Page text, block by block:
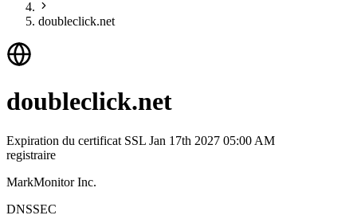
doubleclick.net
doubleclick.net
Expiration du certificat SSL Jan 17th 2027 05:00 AM
registraire
MarkMonitor Inc.
DNSSEC